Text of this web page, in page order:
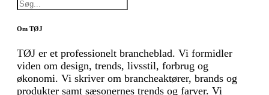
Om TØJ
TØJ er et professionelt brancheblad. Vi formidler
viden om design, trends, livsstil, forbrug og
økonomi. Vi skriver om brancheaktører, brands og
produkter samt sæsonernes trends og farver. Vi